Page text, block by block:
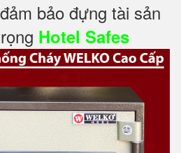
bảo đựng tài sản
Hotel Safes